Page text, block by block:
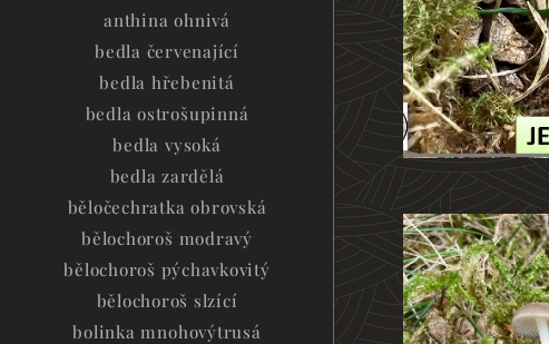
anthina ohnivá
bedla červenající
bedla hřebenitá
bedla ostrošupinná
bedla vysoká
bedla zardělá
běločechratka obrovská
bělochoroš modravý
bělochoroš pýchavkovitý
bělochoroš slzící
bolinka mnohovýtrusá